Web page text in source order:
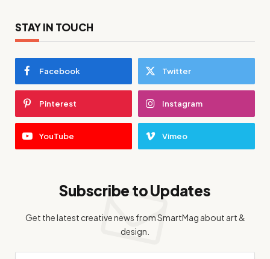
STAY IN TOUCH
Facebook Twitter
Pinterest Instagram
YouTube Vimeo
Subscribe to Updates
Get the latest creative news from SmartMag about art &
design.